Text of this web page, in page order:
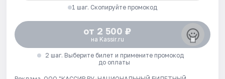
1 шаг. Скопируйте промокод
от 2 500 ₽
на Kassir.ru
2 шаг. Выберите билет и примените промокод
до оплаты